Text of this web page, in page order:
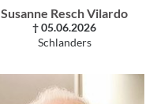
Susanne Resch Vilardo
† 05.06.2026
Schlanders